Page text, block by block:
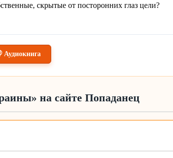
скрытые от посторонних глаз цели?
Аудиокнига
на сайте Попаданец